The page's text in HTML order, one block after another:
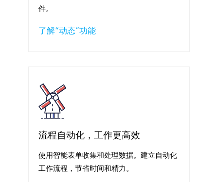
件。
了解“动态”功能
流程自动化，工作更高效
使用智能表单收集和处理数据。建立自动化
工作流程，节省时间和精力。